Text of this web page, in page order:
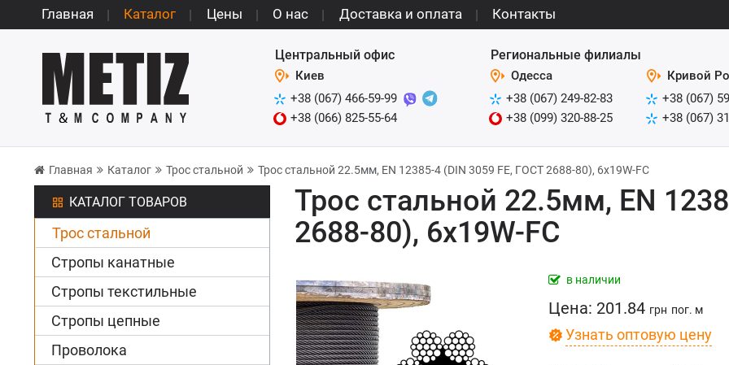
Главная Каталог Цены О нас Доставка и оплата Контакты
Центральный офис
Киев
+38 (067) 466-59-99
+38 (066) 825-55-64
Региональные филиалы
Одесса
+38 (067) 249-82-83
+38 (099) 320-88-25
Кривой
+38 (067)
+38 (067)
Главная Каталог Трос стальной Трос стальной 22.5мм, EN 12385-4 (DIN 3059 FE, ГОСТ 2688-80), 6x19W-FC
КАТАЛОГ ТОВАРОВ
Трос стальной
Стропы канатные
Стропы текстильные
Стропы цепные
Проволока
Трос стальной 22.5мм, EN
2688-80), 6x19W-FC
в наличии
Цена: 201.84 грн пог. м
Узнать оптовую цену